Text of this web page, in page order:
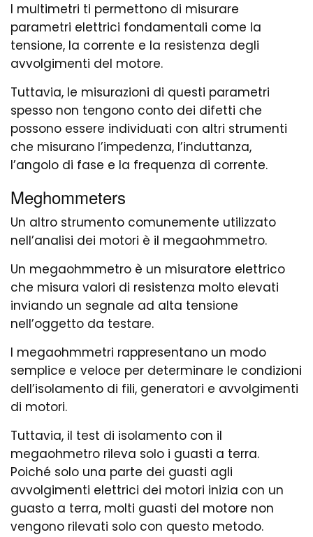
I multimetri ti permettono di misurare
parametri elettrici fondamentali come la
tensione, la corrente e la resistenza degli
avvolgimenti del motore.
Tuttavia, le misurazioni di questi parametri
spesso non tengono conto dei difetti che
possono essere individuati con altri strumenti
che misurano l’impedenza, l’induttanza,
l’angolo di fase e la frequenza di corrente.
Meghommeters
Un altro strumento comunemente utilizzato
nell’analisi dei motori è il megaohmmetro.
Un megaohmmetro è un misuratore elettrico
che misura valori di resistenza molto elevati
inviando un segnale ad alta tensione
nell’oggetto da testare.
I megaohmmetri rappresentano un modo
semplice e veloce per determinare le condizioni
dell’isolamento di fili, generatori e avvolgimenti
di motori.
Tuttavia, il test di isolamento con il
megaohmetro rileva solo i guasti a terra.
Poiché solo una parte dei guasti agli
avvolgimenti elettrici dei motori inizia con un
guasto a terra, molti guasti del motore non
vengono rilevati solo con questo metodo.